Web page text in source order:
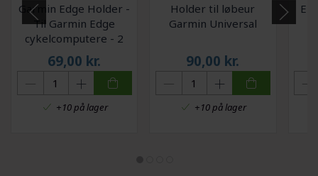
Garmin Edge Holder -
Til Garmin Edge
cykelcomputere - 2
stk.
69,00 kr.
+10 på lager
Holder til løbeur
Garmin Universal
90,00 kr.
+10 på lager